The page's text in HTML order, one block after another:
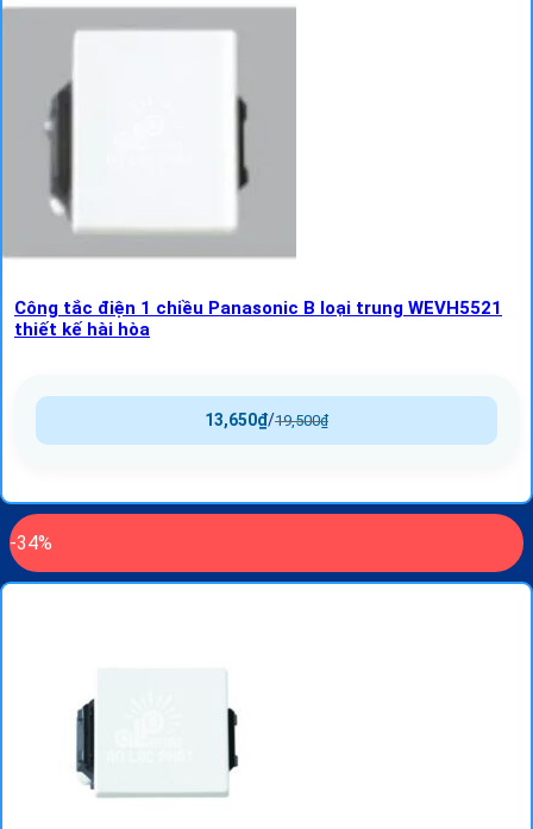
Công tắc điện 1 chiều Panasonic B loại trung WEVH5521
thiết kế hài hòa
19,500₫
/
13,650₫
-34%